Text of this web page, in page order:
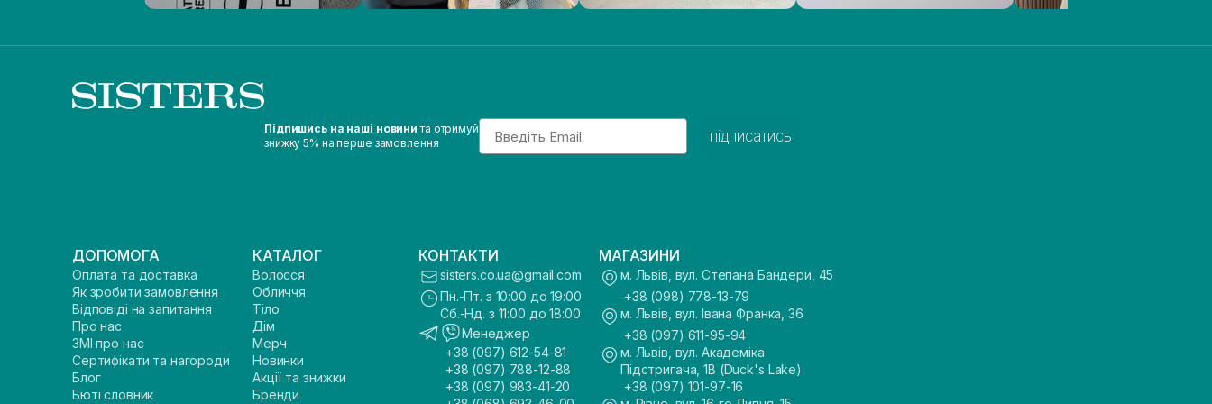
Підпишись на наші новини та отримуй
знижку 5% на перше замовлення
Email
підписатись
ДОПОМОГА
Оплата та доставка
Як зробити замовлення
Відповіді на запитання
Про нас
ЗМІ про нас
Сертифікати та нагороди
Блог
Бюті словник
КАТАЛОГ
Волосся
Обличчя
Тіло
Дім
Мерч
Новинки
Акції та знижки
Бренди
КОНТАКТИ
sisters.co.ua@gmail.com
Пн.-Пт. з 10:00 до 19:00
Сб.-Нд. з 11:00 до 18:00
Менеджер
+38 (097) 612-54-81
+38 (097) 788-12-88
+38 (097) 983-41-20
МАГАЗИНИ
м. Львів, вул. Степана Бандери, 45
+38 (098) 778-13-79
м. Львів, вул. Івана Франка, 36
+38 (097) 611-95-94
м. Львів, вул. Академіка
Підстригача, 1В (Duck's Lake)
+38 (097) 101-97-16